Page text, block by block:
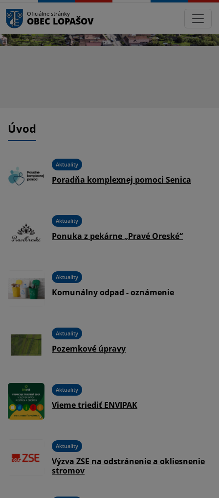
Oficiálne stránky
OBEC LOPAŠOV
Úvod
Aktuality
Poradňa komplexnej pomoci Senica
Aktuality
Ponuka z pekárne „Pravé Oreské“
Aktuality
Komunálny odpad - oznámenie
Aktuality
Pozemkové úpravy
Aktuality
Vieme triediť ENVIPAK
Aktuality
Výzva ZSE na odstránenie a okliesnenie
stromov